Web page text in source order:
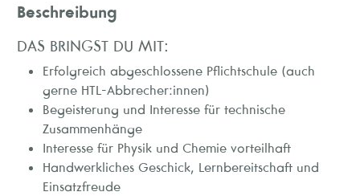
Beschreibung
DAS BRINGST DU MIT:
Erfolgreich abgeschlossene Pflichtschule (auch
gerne HTL-Abbrecher:innen)
Begeisterung und Interesse für technische
Zusammenhänge
Interesse für Physik und Chemie vorteilhaft
Handwerkliches Geschick, Lernbereitschaft und
Einsatzfreude